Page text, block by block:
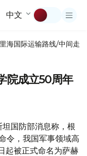
中文
海国际运输路线/中间走廊
院成立50周年
国防部消息称，根
令，我国军事领域高
被正式命名为萨赫